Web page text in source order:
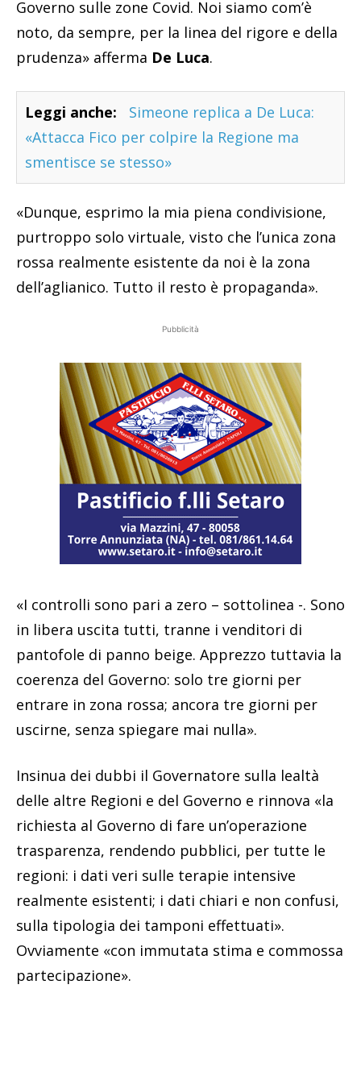
Governo sulle zone Covid. Noi siamo com’è
noto, da sempre, per la linea del rigore e della
prudenza» afferma De Luca.
Leggi anche:
Simeone replica a De Luca:
«Attacca Fico per colpire la Regione ma
smentisce se stesso»
«Dunque, esprimo la mia piena condivisione,
purtroppo solo virtuale, visto che l’unica zona
rossa realmente esistente da noi è la zona
dell’aglianico. Tutto il resto è propaganda».
Pubblicità
«I controlli sono pari a zero – sottolinea -. Sono
in libera uscita tutti, tranne i venditori di
pantofole di panno beige. Apprezzo tuttavia la
coerenza del Governo: solo tre giorni per
entrare in zona rossa; ancora tre giorni per
uscirne, senza spiegare mai nulla».
Insinua dei dubbi il Governatore sulla lealtà
delle altre Regioni e del Governo e rinnova «la
richiesta al Governo di fare un’operazione
trasparenza, rendendo pubblici, per tutte le
regioni: i dati veri sulle terapie intensive
realmente esistenti; i dati chiari e non confusi,
sulla tipologia dei tamponi effettuati».
Ovviamente «con immutata stima e commossa
partecipazione».